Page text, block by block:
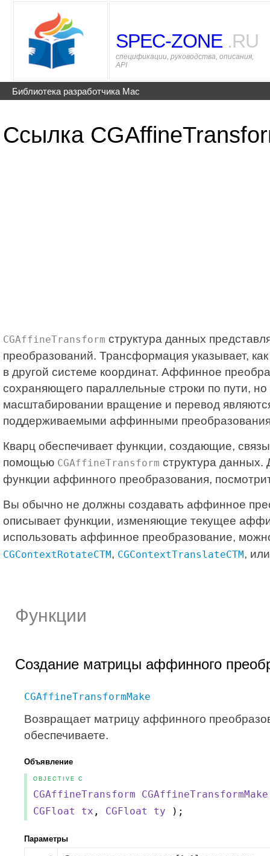
SPEC-ZONE .RU
спецификации, руководства, описания,
API
Библиотека разработчика Mac
Ссылка
CGAffineTransform структура данных
преобразований. Трансформация указывает,
в другой системе координат. Аффинное
сохраняющего параллельные строки по пути,
масштабировании вращение и перевод
поддерживаемыми аффинными
Кварц обеспечивает функции, создающие,
помощью CGAffineTransform структура данных.
функции аффинного преобразования,
Вы обычно не должны создавать аффинное
описывает функции, изменяющие текущее
использовать аффинное преобразование,
CGContextRotateCTM, CGContextTranslateCTM,
Функции
Создание матрицы аффинного
CGAffineTransformMake
Возвращает матрицу аффинного
обеспечиваете.
Объявление
OBJECTIVE C
CGAffineTransform
CGAffineTransformMake
CGFloat
tx , CGFloat ty );
Параметры